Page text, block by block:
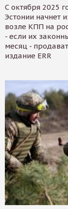
С октября 2025
Эстонии начнет
возле КПП на
- если их
месяц -
издание ERR